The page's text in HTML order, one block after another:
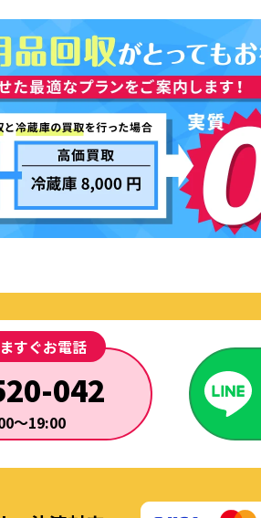
すぐお電話
042
～19:00